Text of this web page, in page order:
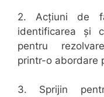
2. Acțiuni de
identificarea și
pentru
printr-o abordare
3. Sprijin